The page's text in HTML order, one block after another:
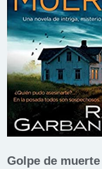
Golpe de muerte